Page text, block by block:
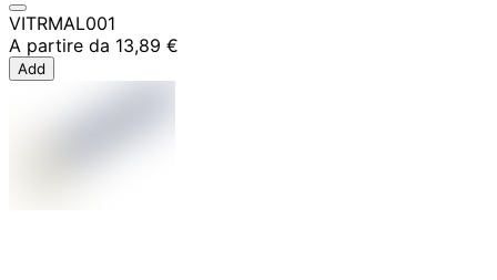
VITRMAL001
A partire da 13,89 €
Add